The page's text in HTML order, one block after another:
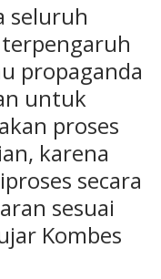
seluruh
propaganda
untuk
proses
karena
secara
sesuai
Kombes